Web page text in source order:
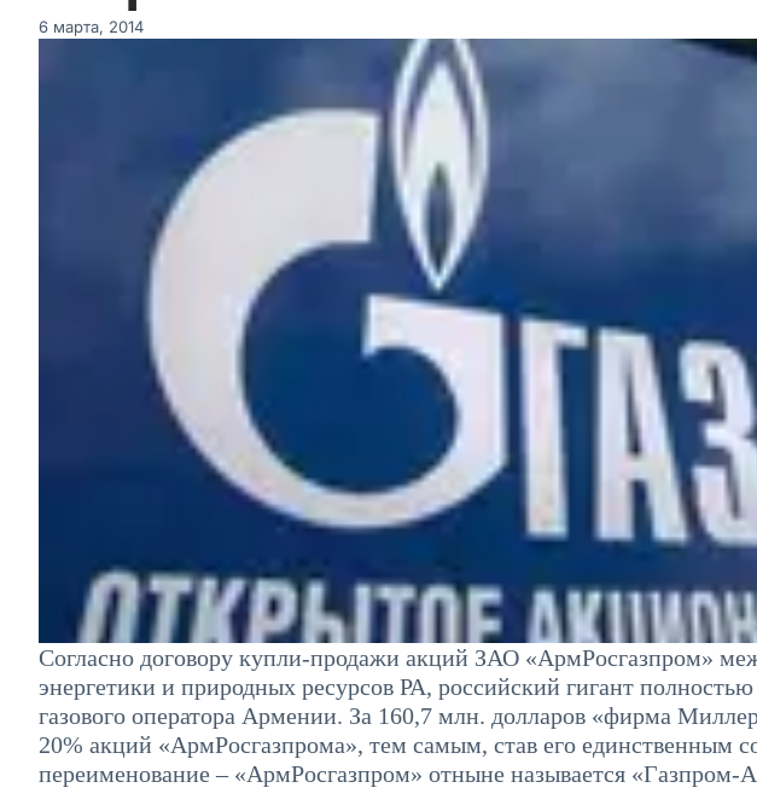
6 марта, 2014
Согласно договору купли-продажи акций ЗАО «АрмРосгазпром»
энергетики и природных ресурсов РА, российский гигант полностью
газового оператора Армении. За 160,7 млн. долларов «фирма
20% акций «АрмРосгазпрома», тем самым, став его единственным
переименование – «АрмРосгазпром» отныне называется «Газпром-